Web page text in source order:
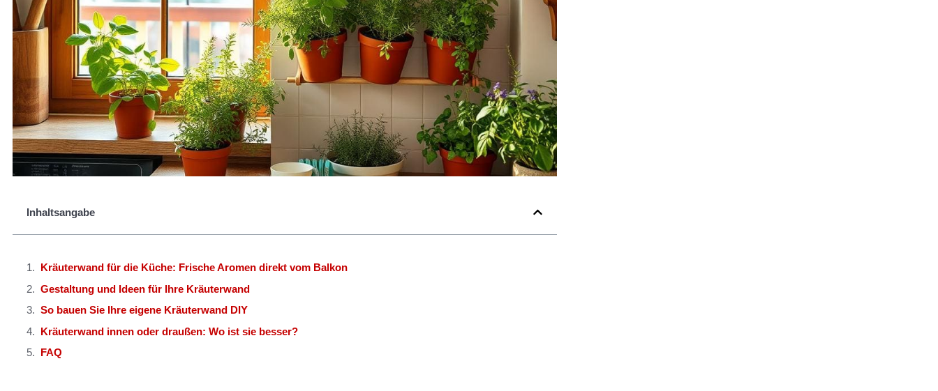
Inhaltsangabe
Kräuterwand für die Küche: Frische Aromen direkt vom Balkon
Gestaltung und Ideen für Ihre Kräuterwand
So bauen Sie Ihre eigene Kräuterwand DIY
Kräuterwand innen oder draußen: Wo ist sie besser?
FAQ